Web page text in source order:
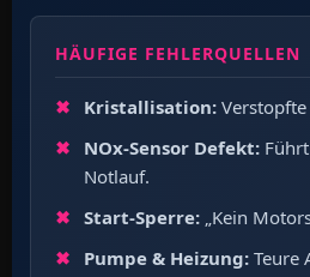
HÄUFIGE FEHLERQUELLEN
Kristallisation:
NOx-Sensor Defekt:
Notlauf.
Start-Sperre: „Kein
Pumpe & Heizung: Teure